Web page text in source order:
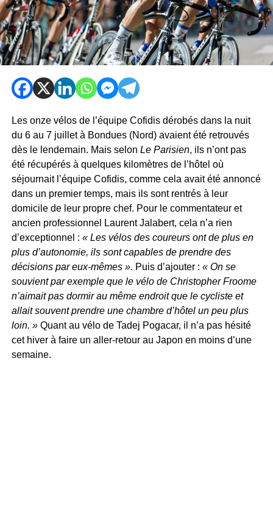
Les onze vélos de l’équipe Cofidis dérobés dans la nuit
du 6 au 7 juillet à Bondues (Nord) avaient été retrouvés
dès le lendemain. Mais selon Le Parisien, ils n’ont pas
été récupérés à quelques kilomètres de l’hôtel où
séjournait l’équipe Cofidis, comme cela avait été annoncé
dans un premier temps, mais ils sont rentrés à leur
domicile de leur propre chef. Pour le commentateur et
ancien professionnel Laurent Jalabert, cela n’a rien
d’exceptionnel : « Les vélos des coureurs ont de plus en
plus d’autonomie, ils sont capables de prendre des
décisions par eux-mêmes ». Puis d’ajouter : « On se
souvient par exemple que le vélo de Christopher Froome
n’aimait pas dormir au même endroit que le cycliste et
allait souvent prendre une chambre d’hôtel un peu plus
loin. »Quant au vélo de Tadej Pogacar, il n’a pas hésité
cet hiver à faire un aller-retour au Japon en moins d’une
semaine.